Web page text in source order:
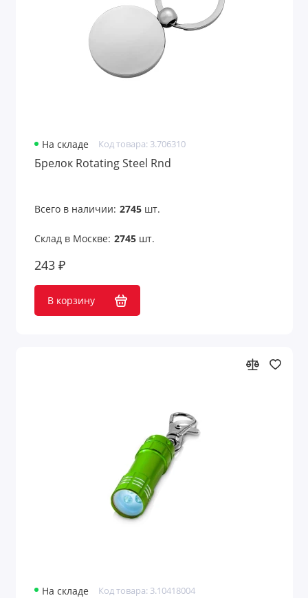
На складе Код товара: 3.706310
Брелок Rotating Steel Rnd
Всего в наличии: 2745шт.
Склад в Москве: 2745шт.
243 ₽
В корзину
На складе Код товара: 3.10418004